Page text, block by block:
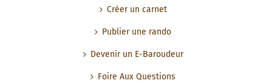
Créer un carnet
Publier une rando
Devenir un E-Baroudeur
Foire Aux Questions